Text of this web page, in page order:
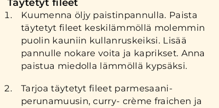
Täytetyt fileet
Kuumenna öljy paistinpannulla. Paista
täytetyt fileet keskilämmöllä molemmin
puolin kauniin kullanruskeiksi. Lisää
pannulle nokare voita ja kaprikset. Anna
paistua miedolla lämmöllä kypsäksi.
Tarjoa täytetyt fileet parmesaani-
perunamuusin, curry- crème fraichen ja